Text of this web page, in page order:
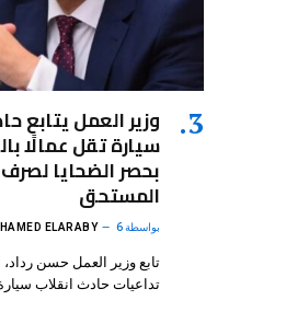
وزير العمل يتابع
سيارة تقل عمالًا
بحصر الضحايا
المستحق
بواسطة ELARABY 6 أغسطس، 2026
تابع وزير العمل حسن
تداعيات حادث انقلاب